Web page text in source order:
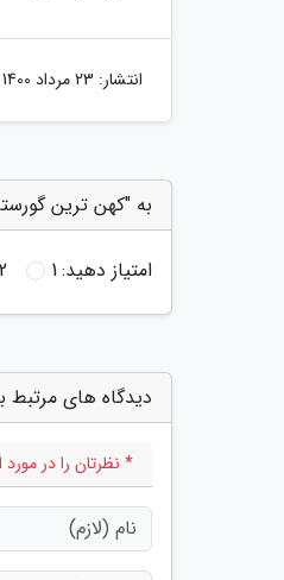
انتشار: 23 مرداد 1400
به "کهن ترین
امتیاز دهید:1
2
دیدگاه های مرتبط
* نظرتان را در مورد